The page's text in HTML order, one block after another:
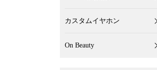
カスタムイヤホン
On Beauty